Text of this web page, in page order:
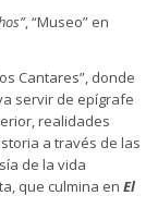
, “Museo” en
Cantares”, donde
servir de epígrafe
realidades
a través de las
de la vida
que culmina en El